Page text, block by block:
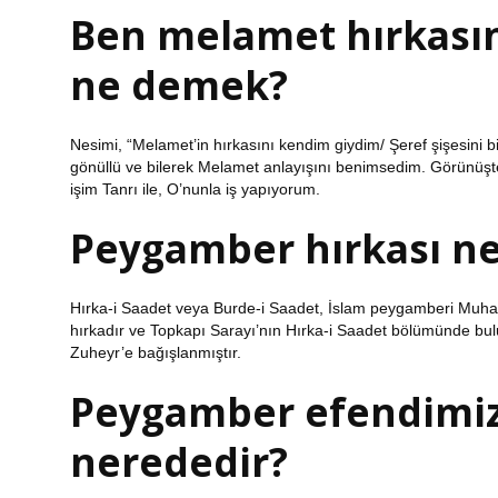
Ben melamet
ne demek?
Nesimi, “Melamet’in hırkasını kendim giydim/ Şeref
gönüllü ve bilerek Melamet anlayışını benimsedim.
işim Tanrı ile, O’nunla iş yapıyorum.
Peygamber hırkası
Hırka-i Saadet veya Burde-i Saadet, İslam peygamberi
hırkadır ve Topkapı Sarayı’nın Hırka-i Saadet bölümünde
Zuheyr’e ​​bağışlanmıştır.
Peygamber
nerededir?